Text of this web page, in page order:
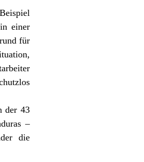
einer
für
der 43
–
die